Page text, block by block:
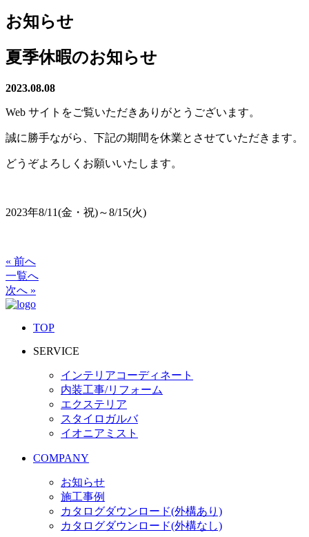
お知らせ
夏季休暇のお知らせ
2023.08.08
Web サイトをご覧いただきありがとうございます。
誠に勝手ながら、下記の期間を休業とさせていただきます。
どうぞよろしくお願いいたします。
2023年8/11(金・祝)～8/15(火)
« 前へ
一覧へ
次へ »
TOP
SERVICE
インテリアコーディネート
内装工事/リフォーム
エクステリア
スタイロガルバ
イオニアミスト
COMPANY
お知らせ
施工事例
カタログダウンロード(外構あり)
カタログダウンロード(外構なし)